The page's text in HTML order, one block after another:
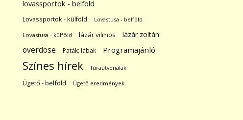
lovassportok - belföld
Lovassportok - külföld Lovastusa - belföld
Lovastusa - külföld lázár vilmos lázár zoltán
overdose Paták; lábak Programajánló
Színes hírek Túraútvonalak
Ügető - belföld Ügető eredmények